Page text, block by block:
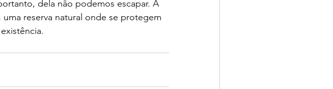
dela não podemos escapar. A
reserva natural onde se protegem